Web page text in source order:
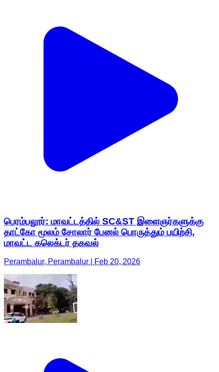
பெரம்பலூர்: மாவட்டத்தில் SC&ST இளைஞர்களுக்கு
தாட்கோ மூலம் சோலார் பேனல் பொருத்தும் பயிற்சி,
மாவட்ட கலெக்டர் தகவல்
Perambalur, Perambalur | Feb 20, 2026